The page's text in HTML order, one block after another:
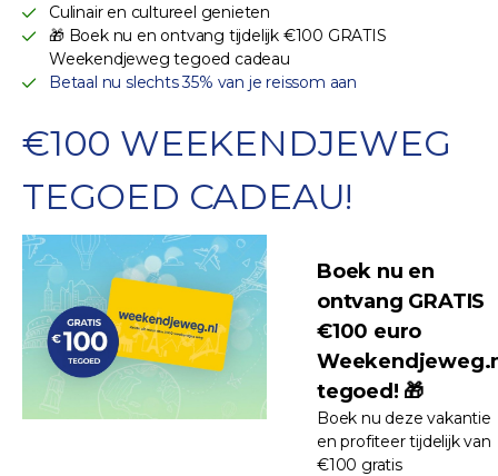
Culinair en cultureel genieten
🎁 Boek nu en ontvang tijdelijk €100 GRATIS
Weekendjeweg tegoed cadeau
Betaal nu slechts 35% van je reissom aan
€100 WEEKENDJEWEG
TEGOED CADEAU!
Boek nu en
ontvang GRATIS
€100 euro
tegoed! 🎁
Boek nu deze vakantie
en profiteer tijdelijk van
€100 gratis